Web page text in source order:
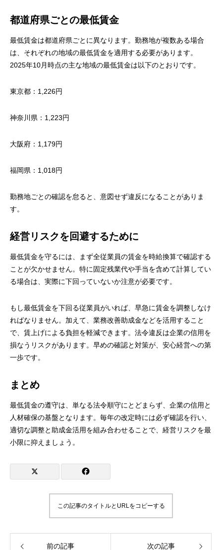
都道府県ごとの最低賃金
最低賃金は都道府県ごとに異なります。勤務地が複数ある場合
は、それぞれの地域の最低賃金を適用する必要があります。
2025年10月時点の主な地域の最低賃金は以下のとおりです。
東京都：1,226円
神奈川県：1,223円
大阪府：1,179円
福岡県：1,018円
勤務地ごとの確認を怠ると、意図せず違反になることがありま
す。
経営リスクを回避するために
最低賃金を守るには、まず全従業員の賃金を時給換算で確認する
ことが欠かせません。特に固定残業代や手当を含めて計算してい
る場合は、実際に下回っていないか注意が必要です。
もし最低賃金を下回る従業員がいれば、早急に賃金を調整しなけ
ればなりません。加えて、業務改善助成金などを活用すること
で、賃上げによる負担を軽減できます。法令違反は企業の信用を
損なうリスクがあります。早めの確認と対策が、安心経営への第
一歩です。
まとめ
最低賃金の遵守は、単なる法令順守にとどまらず、企業の信用と
人材確保の基盤となります。毎年の改定時には必ず確認を行い、
適切な調整と助成金活用を組み合わせることで、経営リスクを最
小限に抑えましょう。
この記事のタイトルとURLをコピーする
前の記事 次の記事